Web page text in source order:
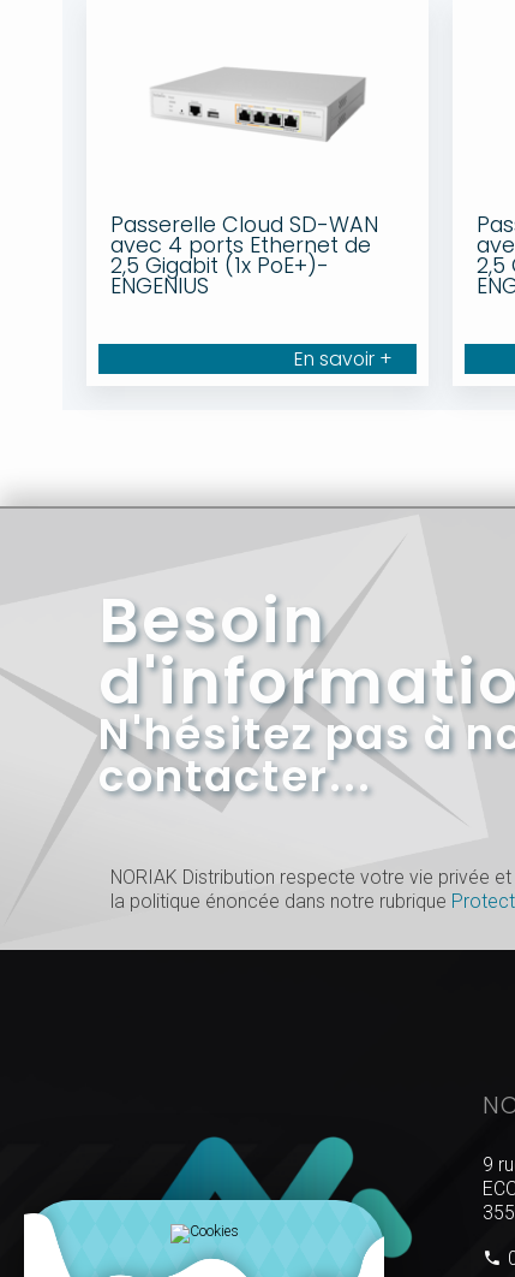
Passerelle Cloud SD-WAN
avec 4 ports Ethernet de
2,5 Gigabit (1x PoE+)-
ENGENIUS
En savoir +
2,5
Besoin
N'hésitez pas à
contacter...
NORIAK Distribution respecte votre vie privée
la politique énoncée dans notre rubrique
9